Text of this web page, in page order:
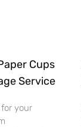
Cups
Service
your